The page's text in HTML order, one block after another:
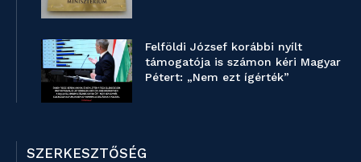
Felföldi József korábbi nyílt
támogatója is számon kéri Magyar
Pétert: „Nem ezt ígérték”
SZERKESZTŐSÉG